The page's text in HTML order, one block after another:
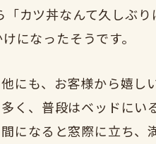
カツ丼なんて久しぶ
になったそうです。
他にも、お客様から嬉し
多く、普段はベッドにい
間になると窓際に立ち、